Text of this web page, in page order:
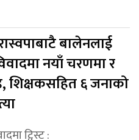
बालेनलाई
नयाँ चरणमा र
शिक्षकसहित ६ जनाको
ट्विस्ट :